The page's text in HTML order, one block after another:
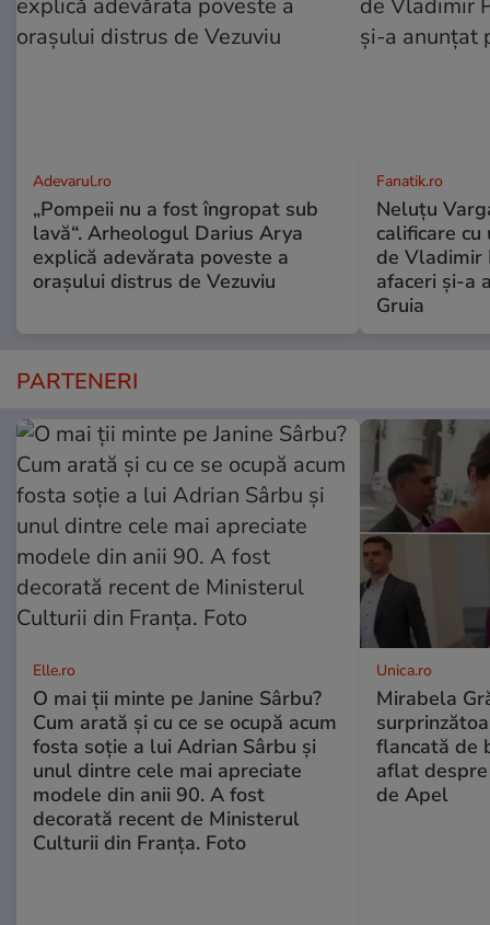
Adevarul.ro
„Pompeii nu a fost îngropat sub
lavă“. Arheologul Darius Arya
explică adevărata poveste a
orașului distrus de Vezuviu
Fanatik.ro
Neluțu
calificare
de Vladimir
afaceri şi-a
Gruia
PARTENERI
Elle.ro
O mai ții minte pe Janine Sârbu?
Cum arată și cu ce se ocupă acum
fosta soție a lui Adrian Sârbu și
unul dintre cele mai apreciate
modele din anii 90. A fost
decorată recent de Ministerul
Culturii din Franța. Foto
Unica.ro
Mirabela
flancată de
aflat
de Apel